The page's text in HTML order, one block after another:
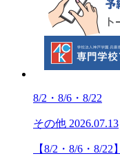
8/2・8/6・8/22
その他 2026.07.13
【8/2・8/6・8/